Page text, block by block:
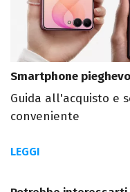
Smartphone
Guida all'acquisto e
conveniente
LEGGI